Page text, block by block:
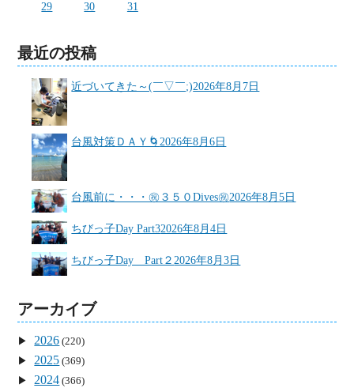
29
30 31
最近の投稿
近づいてきた～(￣▽￣;)2026年8月7日
台風対策ＤＡＹ🌀2026年8月6日
台風前に・・・㊗３５０Dives㊗2026年8月5日
ちびっ子Day Part32026年8月4日
ちびっ子Day Part２2026年8月3日
アーカイブ
2026 (220)
2025 (369)
2024 (366)